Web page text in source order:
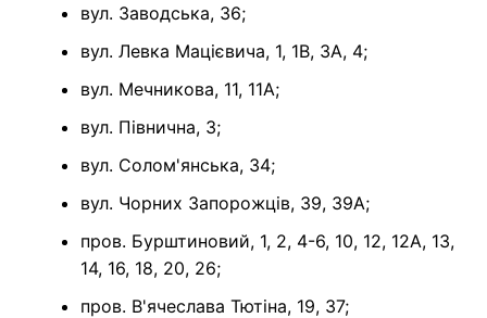
вул. Заводська, 36;
вул. Левка Мацієвича, 1, 1В, 3А, 4;
вул. Мечникова, 11, 11А;
вул. Півнична, 3;
вул. Солом'янська, 34;
вул. Чорних Запорожців, 39, 39А;
пров. Бурштиновий, 1, 2, 4-6, 10, 12, 12А, 13,
14, 16, 18, 20, 26;
пров. В'ячеслава Тютіна, 19, 37;